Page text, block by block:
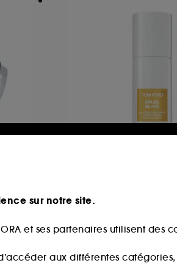
87,00€
sur notre site.
et ses partenaires utilisent des
aux différentes